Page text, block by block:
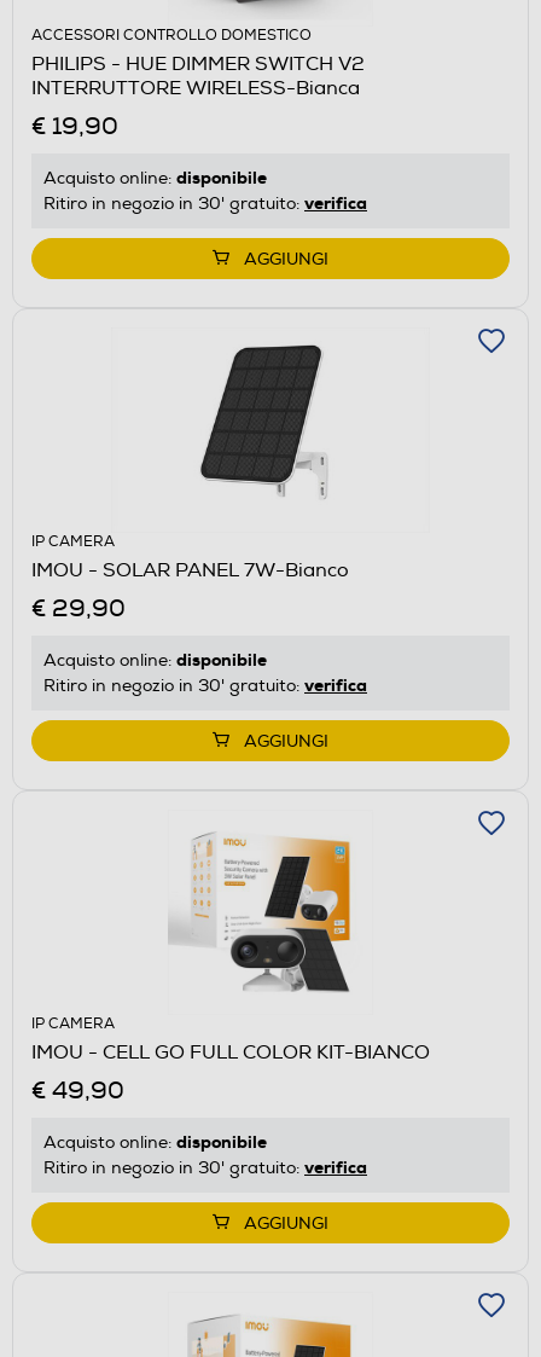
ACCESSORI CONTROLLO DOMESTICO
PHILIPS - HUE DIMMER SWITCH V2
INTERRUTTORE WIRELESS-Bianca
€ 19,90
Acquisto online: disponibile
Ritiro in negozio in 30' gratuito: verifica
AGGIUNGI
IP CAMERA
IMOU - SOLAR PANEL 7W-Bianco
€ 29,90
Acquisto online: disponibile
Ritiro in negozio in 30' gratuito: verifica
AGGIUNGI
IP CAMERA
IMOU - CELL GO FULL COLOR KIT-BIANCO
€ 49,90
Acquisto online: disponibile
Ritiro in negozio in 30' gratuito: verifica
AGGIUNGI